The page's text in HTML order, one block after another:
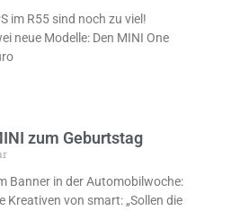
im R55 sind noch zu viel!
neue Modelle: Den MINI One
zum Geburtstag
Banner in der Automobilwoche:
Kreativen von smart: „Sollen die